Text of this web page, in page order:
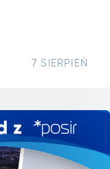
7 SIERPIEŃ